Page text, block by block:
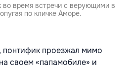
время встречи с верующими в
по кличке Аморе.
понтифик проезжал мимо
своем «папамобиле» и